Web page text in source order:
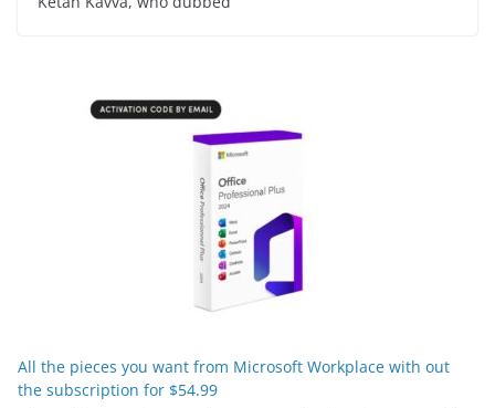
All the pieces you want from Microsoft Workplace with out
the subscription for $54.99